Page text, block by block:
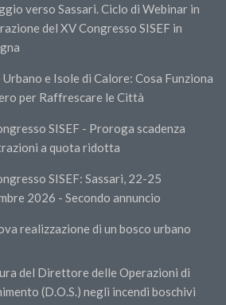
verso Sassari. Ciclo di Webinar in
del XV Congresso SISEF in
Urbano e Isole di Calore: Cosa Funziona
per Raffrescare le Città
SISEF - Proroga scadenza
a quota ridotta
SISEF: Sassari, 22-25
2026 - Secondo annuncio
realizzazione di un bosco urbano
del Direttore delle Operazioni di
(D.O.S.) negli incendi boschivi